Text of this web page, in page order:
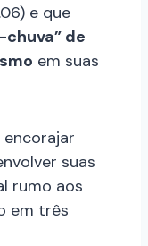
e que
de
em suas
suas
rumo aos
em três